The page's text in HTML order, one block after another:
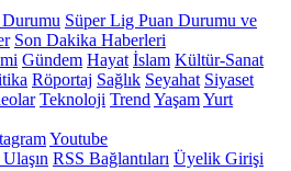
Süper Lig Puan Durumu ve
Son Dakika Haberleri
Gündem Hayat İslam Kültür-Sanat
Röportaj Sağlık Seyahat Siyaset
Teknoloji Trend YaşamYurt
Youtube
RSS Bağlantıları Üyelik Girişi